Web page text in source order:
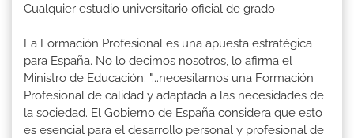
Cualquier estudio universitario oficial de grado
La Formación Profesional es una apuesta estratégica
para España. No lo decimos nosotros, lo afirma el
Ministro de Educación: "...necesitamos una Formación
Profesional de calidad y adaptada a las necesidades de
la sociedad. El Gobierno de España considera que esto
es esencial para el desarrollo personal y profesional de